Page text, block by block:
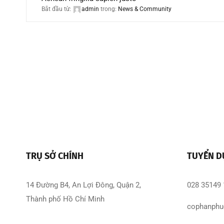
Bắt đầu từ: admin trong: News & Community
TRỤ SỞ CHÍNH
14 Đường B4, An Lợi Đông, Quận 2,
Thành phố Hồ Chí Minh
TUYỂN
028 35149